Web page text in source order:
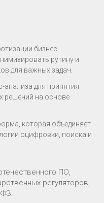
бизнес-
рутину и
для важных задач.
анализа для принятия
решений на основе
которая объединяет
оцифровки, поиска и
ПО,
регуляторов,